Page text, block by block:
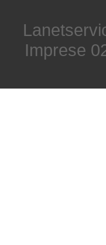
Imprese